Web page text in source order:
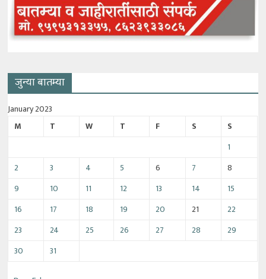
जुन्या बातम्या
January 2023
M
T W T F S
S
1
2
3 4 5 6 7
8
9
10 11 12 13 14
15
16
17 18 19 20 21
22
23
24 25 26 27 28
29
30
31